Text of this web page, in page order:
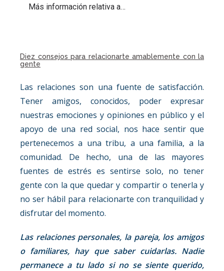
Más información relativa a…
Diez consejos para relacionarte amablemente con la
gente
Las relaciones son una fuente de satisfacción.
Tener amigos, conocidos, poder expresar
nuestras emociones y opiniones en público y el
apoyo de una red social, nos hace sentir que
pertenecemos a una tribu, a una familia, a la
comunidad. De hecho, una de las mayores
fuentes de estrés es sentirse solo, no tener
gente con la que quedar y compartir o tenerla y
no ser hábil para relacionarte con tranquilidad y
disfrutar del momento.
Las relaciones personales, la pareja, los amigos
o familiares, hay que saber cuidarlas. Nadie
permanece a tu lado si no se siente querido,